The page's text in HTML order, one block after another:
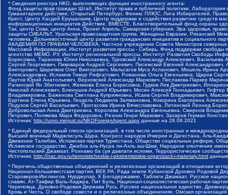
* Сведения реестра НКО, выполняющих функции иностранного агента:
Фонд защиты прав граждан Штаб, Институт права и публичной политики,
Гуманитарное действие, Открытый Петербург, Феникс ПЛЮС, Лига Избирателей,
Крест, Центр Хасдей Ерушалаим, Центр поддержки и содействия развитию средств
информационных инициатив Действие, ВМЕСТЕ, Благотворительный фонд охраны
Так, центр Сова, центр Анна, Проект Апрель, Самарская губерния, Эра здоровья,
защиты СИБАЛЬТ, Уральская правозащитная группа, Женщины Евразии, Рязанский
человека, Дальневосточный центр развития гражданских инициатив и социального
АКАДЕМИЯ ПО ПРАВАМ ЧЕЛОВЕКА, Частное учреждение Совета Министров северных
Массовой Информации, Институт развития прессы - Сибирь, Фонд поддержки
агентство МЕМО. РУ, Институт региональной прессы, Институт Развития Свободы
Борисовна, Таранова Юлия Николаевна, Туровский Александр Алексеевич,
Сергей Георгиевич, Пивоваров Андрей Сергеевич, Писемский Евгений
Викторович, Шарипков Олег Викторович, Мальсагов Муса Асланович, Мошель Ирина
Александровна, Исламов Тимур Рифгатович, Романова Ольга Евгеньевна, Щаров
Паутов Юрий Анатольевич, Верховский Александр Маркович, Пислакова-Паркер
Рачинский Ян Збигневич, Жемкова Елена Борисовна, Гудков Лев Дмитриевич,
Николай Алексеевич, Блинушов Андрей Юрьевич, Мосин Алексей Геннадьевич,
Владимировна, Баженова Светлана Куприяновна, Исаев Сергей Владимирович,
Буртина Елена Юрьевна, Гендель Людмила Залмановна, Кокорина Екатерина
Подузов Сергей Васильевич, Протасова Ирина Вячеславовна, Литинский Леонид
Добровольская Анна Дмитриевна, Королева Александра Евгеньевна, Смирнов
Петрович, Полякова Мара Федоровна, Резник Генри Маркович, Захаров Герман
Источник: http://unro.minjust.ru/NKOForeignAgent.aspx данные на 28.08.2021
* Единый федеральный список организаций, в том числе иностранных и
Высший военный Маджлисуль Шура, Конгресс народов Ичкерии и Дагестана, Аль-
Движение Талибан, Исламская партия Туркестана, Общество социальных реформ,
Исламское государство, Джабха аль-Нусра ли-Ахль аш-Шам, Народное ополчение
Чистопольский Джамаат, Рохнамо ба суи давлати исломи, Террористическое
Источник: http://nac.gov.ru/terroristicheskie-i-ekstremistskie-organizacii-i-materialy.html
* Перечень общественных объединений и религиозных организаций в отношении
Национал-большевистская партия, ВЕК РА, Рада земли Кубанской Духовно Родовой
Староверов-Инглингов, Нурджулар, К Богодержавию, Таблиги Джамаат, Русское
славян, Ат-Такфир Валь-Хиджра, Пит Буль, Национал-социалистическая рабочая
Череповца, Духовно-Родовая Держава Русь, Русское национальное единство,
Кровь и Честь, О свободе совести и о религиозных объединениях, Омская